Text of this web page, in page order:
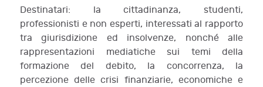
Destinatari: la cittadinanza, studenti,
professionisti e non esperti, interessati al rapporto
tra giurisdizione ed insolvenze, nonché alle
rappresentazioni mediatiche sui temi della
formazione del debito, la concorrenza, la
percezione delle crisi finanziarie, economiche e